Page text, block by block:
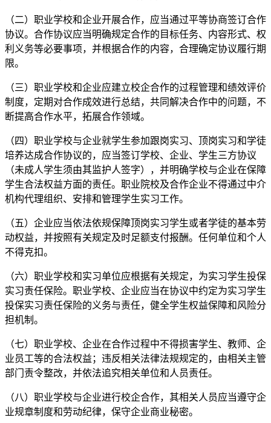
（二）职业学校和企业开展合作，应当通过平等协商签订合作
协议。合作协议应当明确规定合作的目标任务、内容形式、权
利义务等必要事项，并根据合作的内容，合理确定协议履行期
限。
（三）职业学校和企业应建立校企合作的过程管理和绩效评价
制度，定期对合作成效进行总结，共同解决合作中的问题，不
断提高合作水平，拓展合作领域。
（四）职业学校与企业就学生参加跟岗实习、顶岗实习和学徒
培养达成合作协议的，应当签订学校、企业、学生三方协议
（未成人学生须由其监护人签字），并明确学校与企业在保障
学生合法权益方面的责任。职业院校及合作企业不得通过中介
机构代理组织、安排和管理学生实习工作。
（五）企业应当依法依规保障顶岗实习学生或者学徒的基本劳
动权益，并按照有关规定及时足额支付报酬。任何单位和个人
不得克扣。
（六）职业学校和实习单位应根据有关规定，为实习学生投保
实习责任保险。职业学校、企业应当在协议中约定为实习学生
投保实习责任保险的义务与责任，健全学生权益保障和风险分
担机制。
（七）职业学校、企业在合作过程中不得损害学生、教师、企
业员工等的合法权益；违反相关法律法规规定的，由相关主管
部门责令整改，并依法追究相关单位和人员责任。
（八）职业学校与企业进行校企合作，其相关人员应当遵守企
业规章制度和劳动纪律，保守企业商业秘密。